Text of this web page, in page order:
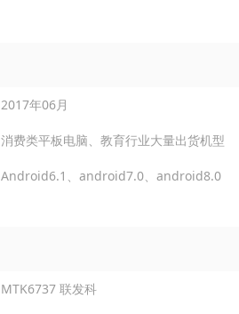
2017年06月
消费类平板电脑、教育行业大量出货机型
Android6.1、android7.0、android8.0
MTK6737 联发科